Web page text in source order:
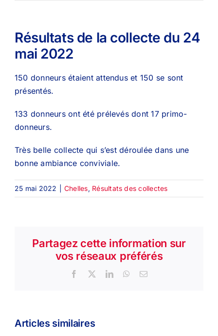
Résultats de la collecte du 24
mai 2022
150 donneurs étaient attendus et 150 se sont
présentés.
133 donneurs ont été prélevés dont 17 primo-
donneurs.
Très belle collecte qui s’est déroulée dans une
bonne ambiance conviviale.
25 mai 2022 Chelles, Résultats des collectes
Partagez cette information sur
vos réseaux préférés
Facebook
X LinkedInWhatsApp
Email
Articles similaires